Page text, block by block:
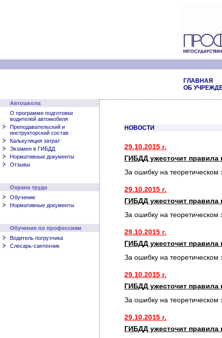
ГЛАВНАЯ
ОБ
Автошкола
О программе подготовки
водителей автомобиля
Преподавательский и
инструкторский состав
Калькуляция затрат
Экзамен в ГИБДД
Нормативные документы
Отзывы
Охрана труда
Обучение
Нормативные документы
Обучение по профессиям
Водитель погрузчика
Слесарь-сантехник
НОВОСТИ
29.10.2015 г.
ГИБДД ужесточит правила
За ошибку на теоретическом
29.10.2015 г.
ГИБДД ужесточит правила
За ошибку на теоретическом
29.10.2015 г.
ГИБДД ужесточит правила
За ошибку на теоретическом
29.10.2015 г.
ГИБДД ужесточит правила
За ошибку на теоретическом
29.10.2015 г.
ГИБДД ужесточит правила